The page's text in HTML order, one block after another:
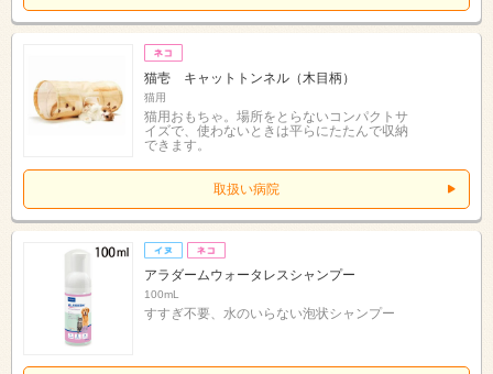
猫壱 キャットトンネル（木目柄）
猫用
猫用おもちゃ。場所をとらないコンパクトサ
イズで、使わないときは平らにたたんで収納
できます。
取扱い病院
アラダームウォータレスシャンプー
100mL
すすぎ不要、水のいらない泡状シャンプー